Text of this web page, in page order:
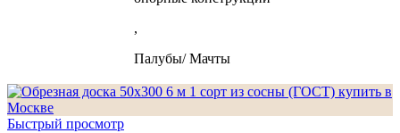
,
Палубы/ Мачты
Быстрый просмотр